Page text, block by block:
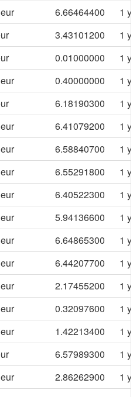
eur 6.66464400
1
3.43101200
1
0.01000000
1
eur 0.40000000
1
6.18190300
1
eur 6.41079200
1
eur 6.58840700
1
eur 6.55291800
1
eur 6.40522300
1
eur 5.94136600
1
eur 6.64865300
1
eur 6.44207700
1
eur 2.17455200
1
eur 0.32097600
1
eur 1.42213400
1
6.57989300
1
eur 2.86262900
1